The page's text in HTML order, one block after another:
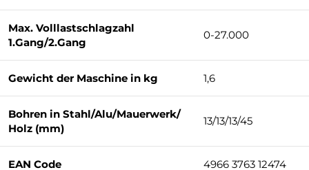
Max. Volllastschlagzahl
1.Gang/2.Gang
0-27.000
Gewicht der Maschine in kg 1,6
Bohren in Stahl/Alu/Mauerwerk/
Holz (mm)
13/13/13/45
EAN Code 4966 3763 12474